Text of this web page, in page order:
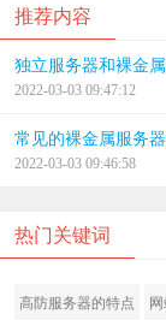
推荐内容
独立服务器和裸金
2022-03-03 09:47:12
常见的裸金属服务
2022-03-03 09:46:58
热门关键词
高防服务器的特点